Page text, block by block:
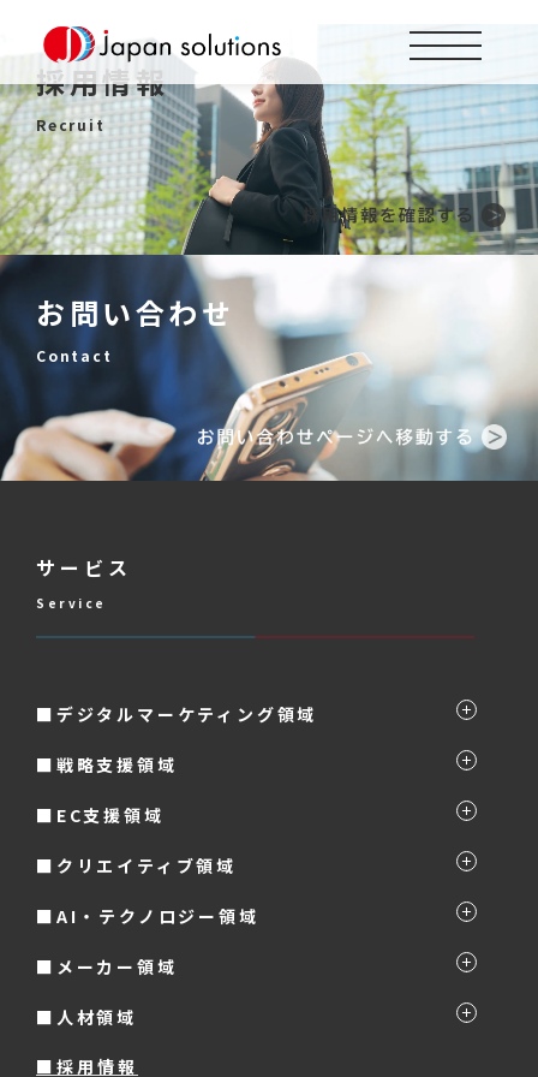
採用情報
Recruit
お問い合わせ
Contact
サービス
Service
■デジタルマーケティング領域
■戦略支援領域
■EC支援領域
■クリエイティブ領域
■AI・テクノロジー領域
■メーカー領域
■人材領域
■採用情報